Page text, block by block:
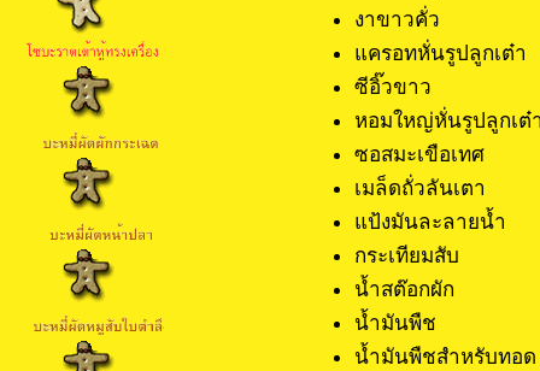
งาขาวคั่ว 1/
แครอทหั่นรูปลู
ซีอิ๊วขาว 2
หอมใหญ่หั่นรูป
ซอสมะเขือเท
เมล็ดถั่วลันเต
แป้งมันละลาย
กระเทียมสั
น้ำสต๊อกผัก
น้ำมันพืช 1
น้ำมันพืชสำหรับ